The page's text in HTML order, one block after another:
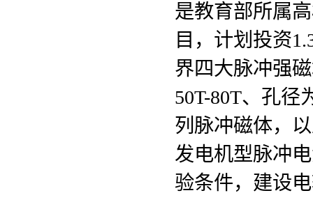
是教育部所属
目，计划投资
界四大脉冲强
50T-80T、孔径
列脉冲磁体，
发电机型脉冲
验条件，建设